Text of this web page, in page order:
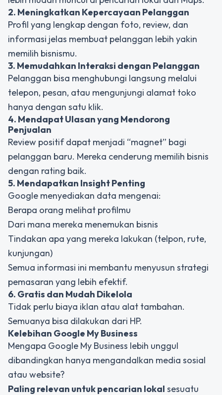
2. Meningkatkan Kepercayaan Pelanggan
Profil yang lengkap dengan foto, review, dan
informasi jelas membuat pelanggan lebih yakin
memilih bisnismu.
3. Memudahkan Interaksi dengan Pelanggan
Pelanggan bisa menghubungi langsung melalui
telepon, pesan, atau mengunjungi alamat toko
hanya dengan satu klik.
4. Mendapat Ulasan yang Mendorong
Penjualan
Review positif dapat menjadi “magnet” bagi
pelanggan baru. Mereka cenderung memilih bisnis
dengan rating baik.
5. Mendapatkan Insight Penting
Google menyediakan data mengenai:
Berapa orang melihat profilmu
Dari mana mereka menemukan bisnis
Tindakan apa yang mereka lakukan (telpon, rute,
kunjungan)
Semua informasi ini membantu menyusun strategi
pemasaran yang lebih efektif.
6. Gratis dan Mudah Dikelola
Tidak perlu biaya iklan atau alat tambahan.
Semuanya bisa dilakukan dari HP.
Kelebihan Google My Business
Mengapa Google My Business lebih unggul
dibandingkan hanya mengandalkan media sosial
atau website?
Paling relevan untuk pencarian lokal sesuatu